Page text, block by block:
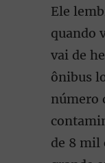
Ele
quando
vai de
ônibus
número
de 8